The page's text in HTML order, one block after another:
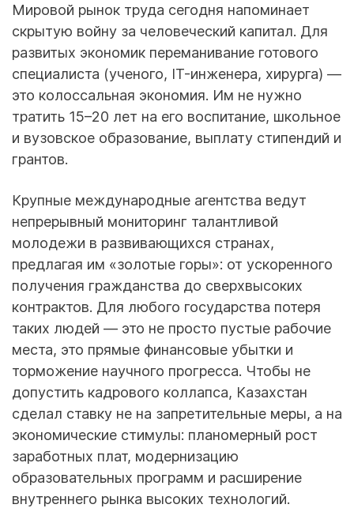
Мировой рынок труда сегодня напоминает
скрытую войну за человеческий капитал. Для
развитых экономик переманивание готового
специалиста (ученого, IT-инженера, хирурга) —
это колоссальная экономия. Им не нужно
тратить 15–20 лет на его воспитание, школьное
и вузовское образование, выплату стипендий и
грантов.
Крупные международные агентства ведут
непрерывный мониторинг талантливой
молодежи в развивающихся странах,
предлагая им «золотые горы»: от ускоренного
получения гражданства до сверхвысоких
контрактов. Для любого государства потеря
таких людей — это не просто пустые рабочие
места, это прямые финансовые убытки и
торможение научного прогресса. Чтобы не
допустить кадрового коллапса, Казахстан
сделал ставку не на запретительные меры, а на
экономические стимулы: планомерный рост
заработных плат, модернизацию
образовательных программ и расширение
внутреннего рынка высоких технологий.